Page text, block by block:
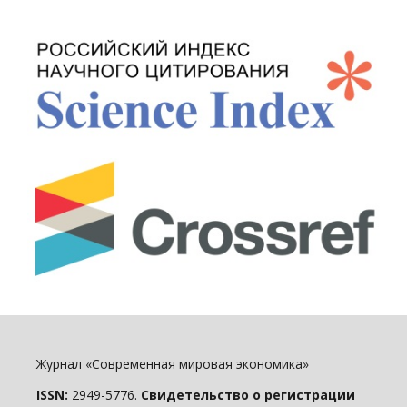
Журнал «Современная мировая экономика»
ISSN: 2949-5776. Свидетельство о регистрации